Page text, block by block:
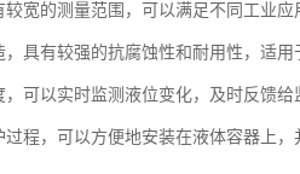
宽的测量范围，可以满足不同工业应
具有较强的抗腐蚀性和耐用性，适用
可以实时监测液位变化，及时反馈给
程，可以方便地安装在液体容器上，